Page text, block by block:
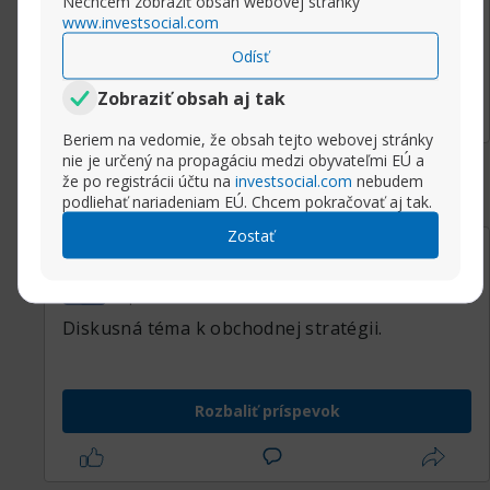
www.investsocial.com
Odísť
Zobraziť obsah aj tak
Beriem na vedomie, že obsah tejto webovej stránky
nie je určený na propagáciu medzi obyvateľmi EÚ a
že po registrácii účtu na investsocial.com nebudem
podliehať nariadeniam EÚ. Chcem pokračovať aj tak.
Zostať
Resisitence a support.
Diskusná téma k obchodnej stratégii.
Rozbaliť príspevok